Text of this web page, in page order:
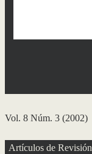
Vol. 8 Núm. 3 (2002)
Artículos de Revisión